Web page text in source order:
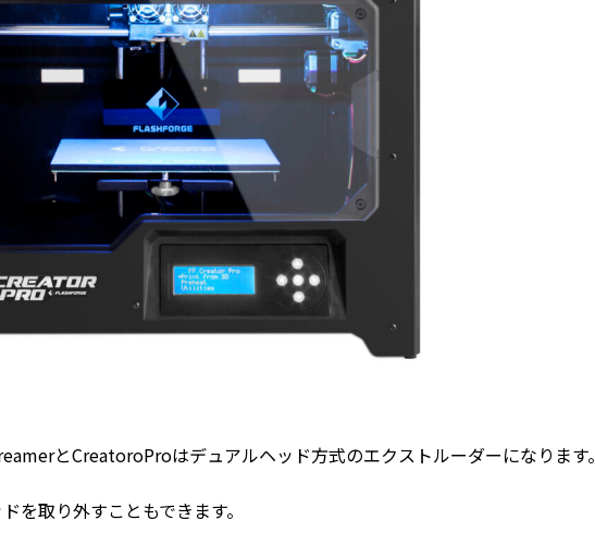
とCreatoroProはデュアルヘッド方式のエクストルーダーになります。
を取り外すこともできます。